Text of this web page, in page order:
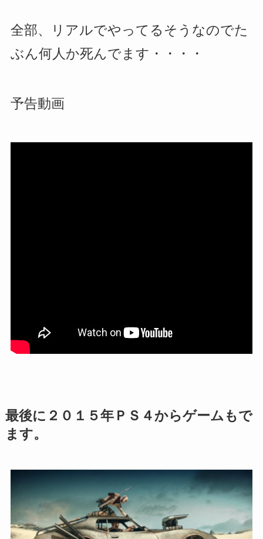
全部、リアルでやってるそうなのでた
ぶん何人か死んでます・・・・
予告動画
最後に２０１５年ＰＳ４からゲームもで
ます。